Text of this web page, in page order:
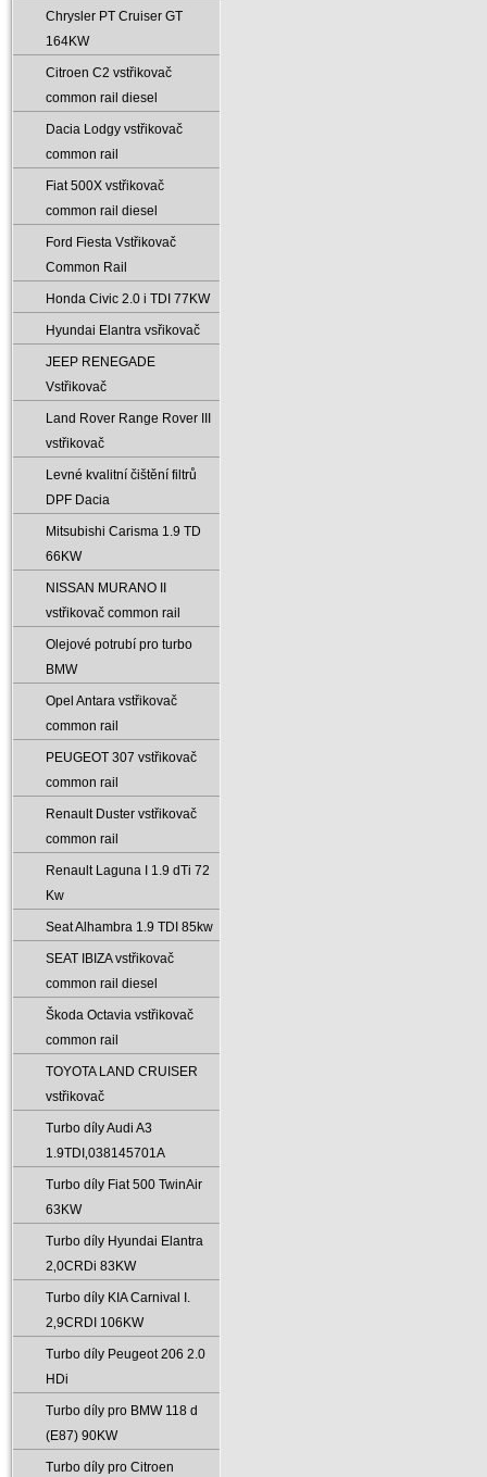
Chrysler PT Cruiser GT
164KW
Citroen C2 vstřikovač
common rail diesel
Dacia Lodgy vstřikovač
common rail
Fiat 500X vstřikovač
common rail diesel
Ford Fiesta Vstřikovač
Common Rail
Honda Civic 2.0 i TDI 77KW
Hyundai Elantra vsřikovač
JEEP RENEGADE
Vstřikovač
Land Rover Range Rover III
vstřikovač
Levné kvalitní čištění filtrů
DPF Dacia
Mitsubishi Carisma 1.9 TD
66KW
NISSAN MURANO II
vstřikovač common rail
Olejové potrubí pro turbo
BMW
Opel Antara vstřikovač
common rail
PEUGEOT 307 vstřikovač
common rail
Renault Duster vstřikovač
common rail
Renault Laguna I 1.9 dTi 72
Kw
Seat Alhambra 1.9 TDI 85kw
SEAT IBIZA vstřikovač
common rail diesel
Škoda Octavia vstřikovač
common rail
TOYOTA LAND CRUISER
vstřikovač
Turbo díly Audi A3
1.9TDI‚038145701A
Turbo díly Fiat 500 TwinAir
63KW
Turbo díly Hyundai Elantra
2‚0CRDi 83KW
Turbo díly KIA Carnival I.
2‚9CRDI 106KW
Turbo díly Peugeot 206 2.0
HDi
Turbo díly pro BMW 118 d
(E87) 90KW
Turbo díly pro Citroen